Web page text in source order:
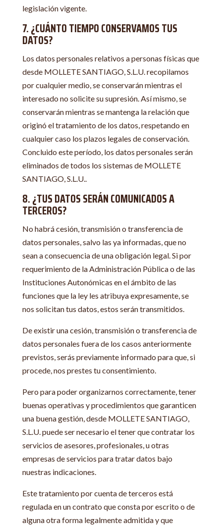
legislación vigente.
7. ¿CUÁNTO TIEMPO CONSERVAMOS TUS
DATOS?
Los datos personales relativos a personas físicas que
desde MOLLETE SANTIAGO, S.L.U. recopilamos
por cualquier medio, se conservarán mientras el
interesado no solicite su supresión. Así mismo, se
conservarán mientras se mantenga la relación que
originó el tratamiento de los datos, respetando en
cualquier caso los plazos legales de conservación.
Concluido este período, los datos personales serán
eliminados de todos los sistemas de MOLLETE
SANTIAGO, S.L.U..
8. ¿TUS DATOS SERÁN COMUNICADOS A
TERCEROS?
No habrá cesión, transmisión o transferencia de
datos personales, salvo las ya informadas, que no
sean a consecuencia de una obligación legal. Si por
requerimiento de la Administración Pública o de las
Instituciones Autonómicas en el ámbito de las
funciones que la ley les atribuya expresamente, se
nos solicitan tus datos, estos serán transmitidos.
De existir una cesión, transmisión o transferencia de
datos personales fuera de los casos anteriormente
previstos, serás previamente informado para que, si
procede, nos prestes tu consentimiento.
Pero para poder organizarnos correctamente, tener
buenas operativas y procedimientos que garanticen
una buena gestión, desde MOLLETE SANTIAGO,
S.L.U. puede ser necesario el tener que contratar los
servicios de asesores, profesionales, u otras
empresas de servicios para tratar datos bajo
nuestras indicaciones.
Este tratamiento por cuenta de terceros está
regulada en un contrato que consta por escrito o de
alguna otra forma legalmente admitida y que